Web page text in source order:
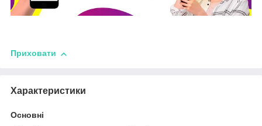
Приховати
Характеристики
Основні